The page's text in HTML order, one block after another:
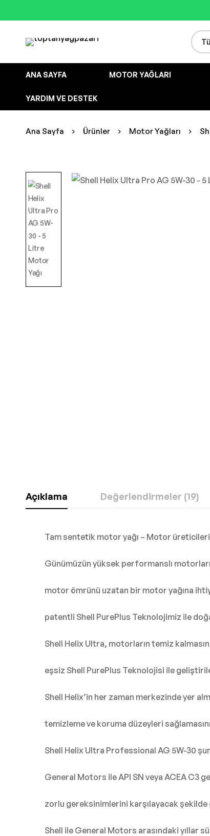
ANA SAYFA MOTOR YAĞLARI
YARDIM VE DESTEK
Ana Sayfa Ürünler Motor Yağları
Açıklama Değerlendirmeler (19)
Tam sentetik motor yağı – Motor
Günümüzün yüksek performanslı
motor ömrünü uzatan bir motor yağına
patentli Shell PurePlus Teknolojimiz ile
Shell Helix Ultra, motorların temiz
eşsiz Shell PurePlus Teknolojisi ile
Shell Helix’in her zaman merkezinde yer
temizleme ve koruma düzeyleri
Shell Helix Ultra Professional AG 5W-30
General Motors ile API SN veya ACEA C3
zorlu gereksinimlerini karşılayacak
Shell ile General Motors arasındaki yıllar